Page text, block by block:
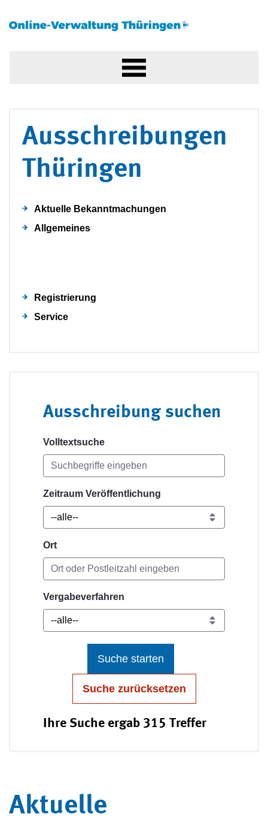
Ausschreibungen
Thüringen
Aktuelle Bekanntmachungen
Allgemeines
Registrierung
Service
Ausschreibung suchen
Volltextsuche
Zeitraum Veröffentlichung
Ort
Vergabeverfahren
Suche starten
Suche zurücksetzen
Ihre Suche ergab 315 Treffer
Aktuelle